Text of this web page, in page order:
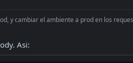
y cambiar el ambiente a prod en los reques,
Asi: